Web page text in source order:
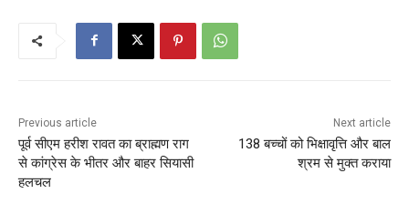
Previous article
पूर्व सीएम हरीश रावत का ब्राह्मण राग
से कांग्रेस के भीतर और बाहर सियासी
हलचल
Next article
138 बच्चों को भिक्षावृत्ति और बाल
श्रम से मुक्त कराया